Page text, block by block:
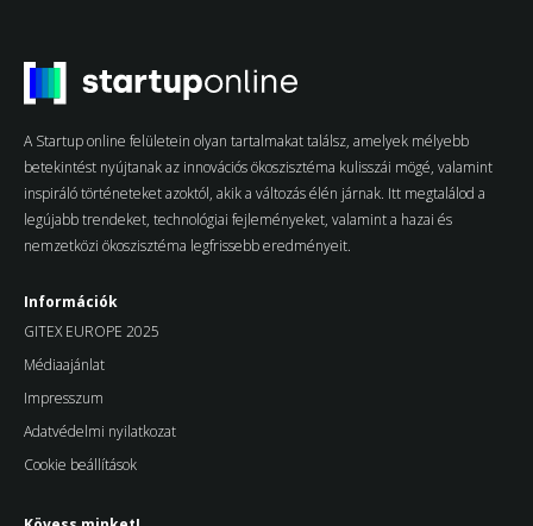
A Startup online felületein olyan tartalmakat találsz, amelyek mélyebb
betekintést nyújtanak az innovációs ökoszisztéma kulisszái mögé, valamint
inspiráló történeteket azoktól, akik a változás élén járnak. Itt megtalálod a
legújabb trendeket, technológiai fejleményeket, valamint a hazai és
nemzetközi ökoszisztéma legfrissebb eredményeit.
Információk
GITEX EUROPE 2025
Médiaajánlat
Impresszum
Adatvédelmi nyilatkozat
Cookie beállítások